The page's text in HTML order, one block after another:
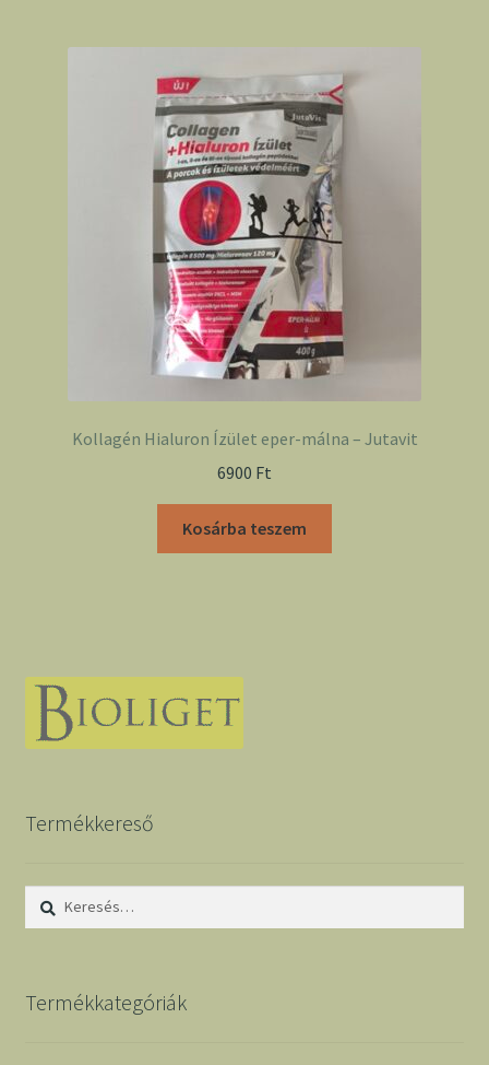
Kollagén Hialuron Ízület eper-málna – Jutavit
6900 Ft
Kosárba teszem
Termékkereső
Keresés:
Termékkategóriák